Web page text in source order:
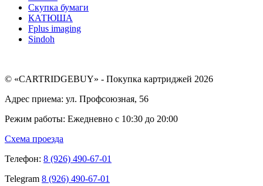
Скупка бумаги
КАТЮША
Fplus imaging
Sindoh
© «CARTRIDGEBUY» - Покупка картриджей 2026
Адрес приема: ул. Профсоюзная, 56
Режим работы: Ежедневно с 10:30 до 20:00
Схема проезда
Телефон: 8 (926) 490-67-01
Telegram 8 (926) 490-67-01